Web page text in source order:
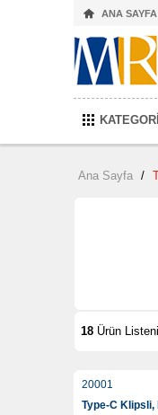
ANA SAYFA
Ana Sayfa /
18 Ürün
20001